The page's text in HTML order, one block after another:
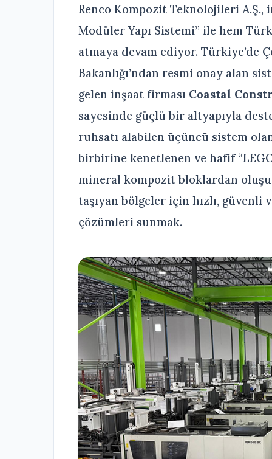
Renco Kompozit Teknolojileri A.Ş.,
Modüler Yapı Sistemi” ile hem
atmaya devam ediyor. Türkiye’de
Bakanlığı’ndan resmi onay alan
gelen inşaat firması Coastal
sayesinde güçlü bir altyapıyla
ruhsatı alabilen üçüncü sistem
birbirine kenetlenen ve hafif
mineral kompozit bloklardan
taşıyan bölgeler için hızlı, güvenli
çözümleri sunmak.